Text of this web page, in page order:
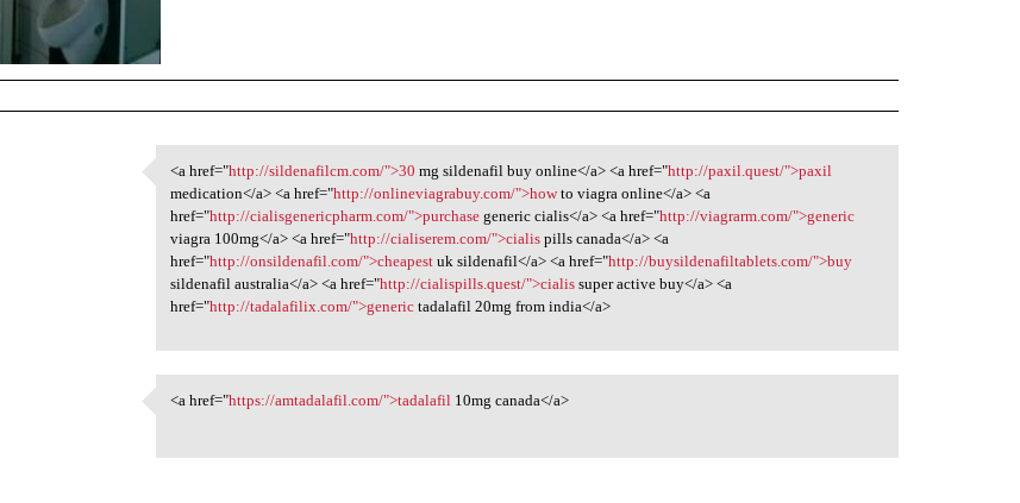
<a href="http://sildenafilcm
<a href="http://sildenafilcm.com/">30 mg sildenafil buy online</a> <a href="http://paxil.quest/">paxil
medication</a> <a href="http://onlineviagrabuy.com/">howto viagra online</a> <a
href="http://cialisgenericpharm.com/">purchase generic cialis</a> <a href="http://viagrarm.com/">generic
viagra 100mg</a> <a href="http://cialiserem.com/">cialis pills canada</a> <a
href="http://onsildenafil.com/">cheapest uk sildenafil</a> <a href="http://buysildenafiltablets.com/">buy
sildenafil australia</a> <a href="http://cialispills.quest/">cialis super active buy</a> <a
href="http://tadalafilix.com/">generic tadalafil 20mg from india</a>
<a href="https://amtadalafil
<a href="https://amtadalafil.com/">tadalafil 10mg canada</a>